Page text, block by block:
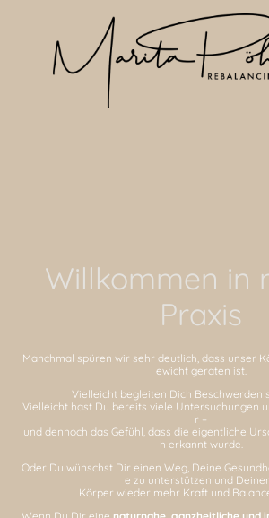
Willkommen in
Praxis
Manchmal spüren wir sehr deutlich, dass unser
ewicht geraten ist.
Vielleicht begleiten Dich Beschwerden
Vielleicht hast Du bereits viele Untersuchungen
r –
und dennoch das Gefühl, dass die eigentliche
h erkannt wurde.
Oder Du wünschst Dir einen Weg, Deine
e zu unterstützen und
Körper wieder mehr Kraft und